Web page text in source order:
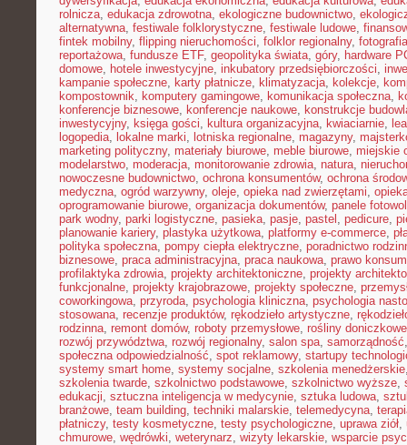
rolnicza, edukacja zdrowotna, ekologiczne budownictwo,
alternatywna, festiwale folklorystyczne, festiwale ludowe,
fintek mobilny, flipping nieruchomości, folklor regionalny,
reportażowa, fundusze ETF, geopolityka świata, góry, hardware
domowe, hotele inwestycyjne, inkubatory przedsiębiorczości,
kampanie społeczne, karty płatnicze, klimatyzacja, kolekcje,
kompostownik, komputery gamingowe, komunikacja społeczna,
konferencje biznesowe, konferencje naukowe, konstrukcje
inwestycyjny, księga gości, kultura organizacyjna, kwiaciarnie,
logopedia, lokalne marki, lotniska regionalne, magazyny,
marketing polityczny, materiały biurowe, meble biurowe, miejskie
modelarstwo, moderacja, monitorowanie zdrowia, natura,
nowoczesne budownictwo, ochrona konsumentów, ochrona
medyczna, ogród warzywny, oleje, opieka nad zwierzętami,
oprogramowanie biurowe, organizacja dokumentów, panele
park wodny, parki logistyczne, pasieka, pasje, pastel , pedicure,
planowanie kariery, plastyka użytkowa, platformy e-commerce,
polityka społeczna, pompy ciepła elektryczne, poradnictwo
biznesowe, praca administracyjna, praca naukowa, prawo
profilaktyka zdrowia, projekty architektoniczne, projekty
funkcjonalne, projekty krajobrazowe, projekty społeczne,
coworkingowa, przyroda, psychologia kliniczna, psychologia
stosowana, recenzje produktów, rękodzieło artystyczne,
rodzinna, remont domów, roboty przemysłowe, rośliny doniczkowe
rozwój przywództwa, rozwój regionalny, salon spa, samorządność
społeczna odpowiedzialność, spot reklamowy, startupy
systemy smart home, systemy socjalne, szkolenia menedżerskie
szkolenia twarde, szkolnictwo podstawowe, szkolnictwo wyższe,
edukacji, sztuczna inteligencja w medycynie, sztuka ludowa,
branżowe, team building, techniki malarskie, telemedycyna,
płatniczy, testy kosmetyczne, testy psychologiczne, uprawa ziół,
chmurowe, wędrówki, weterynarz, wizyty lekarskie, wsparcie